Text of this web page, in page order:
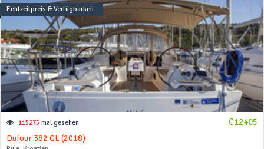
Echtzeitpreis & Verfügbarkeit
C12405
115275 mal gesehen
Dufour 382 GL (2018)